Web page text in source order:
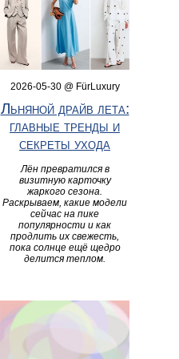
2026-05-30 @ FürLuxury
Льняной драйв лета:
главные тренды и
секреты ухода
Лён превратился в
визитную карточку
жаркого сезона.
Раскрываем, какие модели
сейчас на пике
популярности и как
продлить их свежесть,
пока солнце ещё щедро
делится теплом.